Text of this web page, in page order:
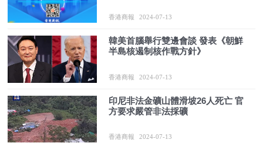
香港商報 2024-07-13
韓美首腦舉行雙邊會談 發表《朝鮮
半島核遏制核作戰方針》
香港商報 2024-07-13
印尼非法金礦山體滑坡26人死亡 官
方要求嚴管非法採礦
香港商報 2024-07-13